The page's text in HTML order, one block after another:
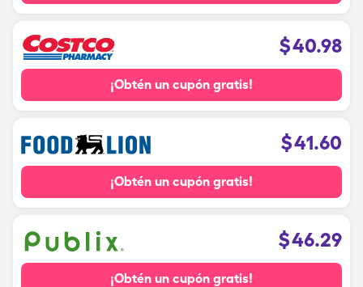
$40.98
¡Obtén un cupón gratis!
$41.60
¡Obtén un cupón gratis!
$46.29
¡Obtén un cupón gratis!